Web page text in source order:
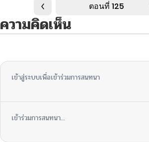
ตอนที่ 125
ความคิดเห็น
เข้าสู่ระบบเพื่อเข้าร่วมการสนทนา
เข้าร่วมการสนทนา...